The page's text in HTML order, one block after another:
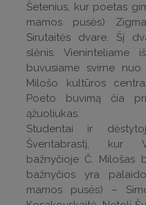
Šetenius, kur poetas
mamos pusės)
Sirutaitės dvare. Šį
slėnis. Vieninteliame
buvusiame svirne
Milošo kultūros
Poeto buvimą čia
ąžuoliukas.
Studentai ir
Šventabrastį, kur
bažnyčioje Č. Milošas
bažnyčios yra
mamos pusės) –